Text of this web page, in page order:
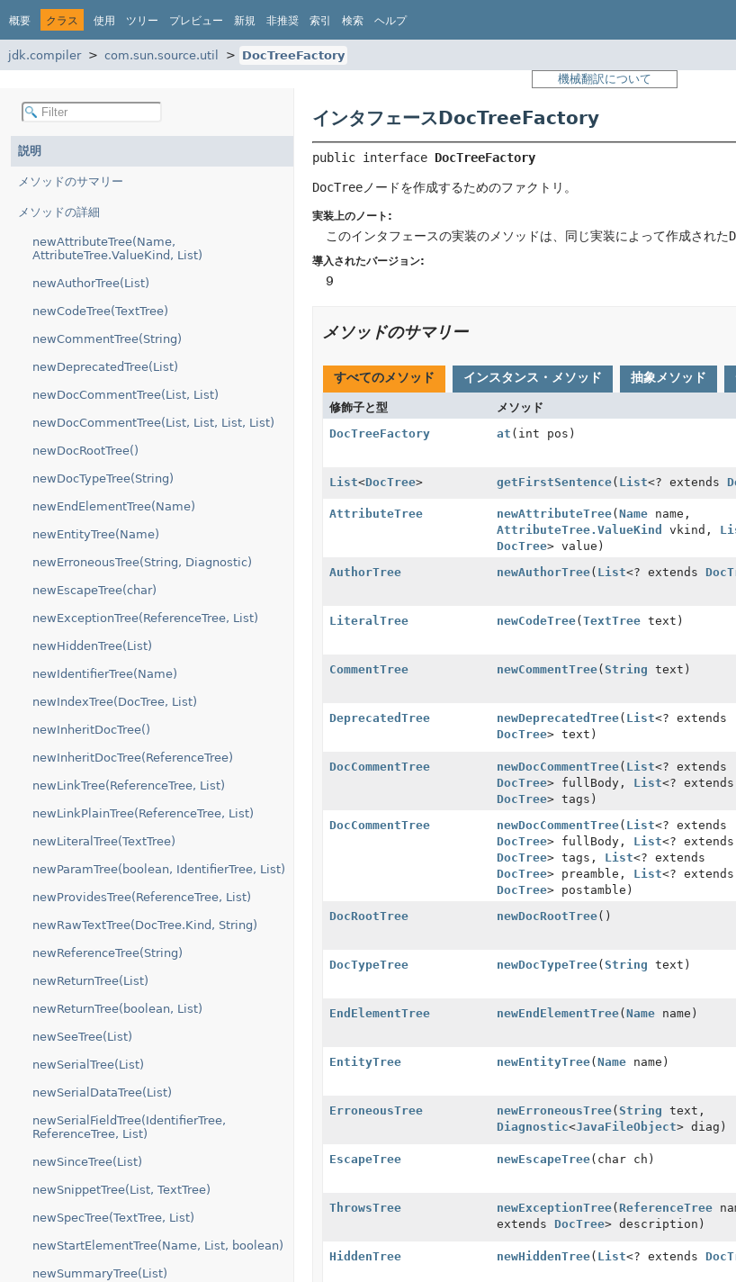
概要 クラス 使用 ツリー プレビュー 新規 非推奨 索引 検索 ヘルプ
jdk.compiler com.sun.source.util
DocTreeFactory
機械翻訳について
説明
メソッドのサマリー
メソッドの詳細
newAttributeTree(Name,
AttributeTree.ValueKind, List)
newAuthorTree(List)
newCodeTree(TextTree)
newCommentTree(String)
newDeprecatedTree(List)
newDocCommentTree(List, List)
newDocCommentTree(List, List, List, List)
newDocRootTree()
newDocTypeTree(String)
newEndElementTree(Name)
newEntityTree(Name)
newErroneousTree(String, Diagnostic)
newEscapeTree(char)
newExceptionTree(ReferenceTree, List)
newHiddenTree(List)
newIdentifierTree(Name)
newIndexTree(DocTree, List)
newInheritDocTree()
newInheritDocTree(ReferenceTree)
newLinkTree(ReferenceTree, List)
newLinkPlainTree(ReferenceTree, List)
newLiteralTree(TextTree)
newParamTree(boolean, IdentifierTree, List)
newProvidesTree(ReferenceTree, List)
newRawTextTree(DocTree.Kind, String)
newReferenceTree(String)
newReturnTree(List)
newReturnTree(boolean, List)
newSeeTree(List)
newSerialTree(List)
newSerialDataTree(List)
newSerialFieldTree(IdentifierTree,
ReferenceTree, List)
newSinceTree(List)
newSnippetTree(List, TextTree)
newSpecTree(TextTree, List)
newStartElementTree(Name, List, boolean)
newSummaryTree(List)
インタフェースDocTreeFactory
public interface DocTreeFactory
DocTreeノードを作成するためのファクトリ。
実装上のノート:
このインタフェースの実装のメソッドは、同じ実装によって作成された
導入されたバージョン:
9
メソッドのサマリー
すべてのメソッド インスタンス・メソッド 抽象メソッド
修飾子と型 メソッド
DocTreeFactory
at (int pos)
List<DocTree> getFirstSentence( List<? extends
AttributeTree newAttributeTree( Namename,
AttributeTree.ValueKind
vkind,
DocTree> value)
AuthorTree newAuthorTree( List<? extends
LiteralTree newCodeTree( TextTreetext)
CommentTree newCommentTree( String text)
DeprecatedTree newDeprecatedTree( List<? extends
DocTree> text)
DocCommentTree newDocCommentTree( List<? extends
DocTree> fullBody, List<? extends
DocTree> tags)
DocCommentTree newDocCommentTree( List<? extends
DocTree> fullBody, List<? extends
DocTree> tags, List<? extends
DocTree> preamble, List<? extends
DocTree> postamble)
DocRootTree newDocRootTree()
DocTypeTree newDocTypeTree( String text)
EndElementTree newEndElementTree( Namename)
EntityTree newEntityTree( Namename)
ErroneousTree newErroneousTree( String text,
Diagnostic<JavaFileObject> diag)
EscapeTree newEscapeTree(char ch)
ThrowsTree newExceptionTree( ReferenceTree
extends DocTree> description)
HiddenTree newHiddenTree( List<? extends